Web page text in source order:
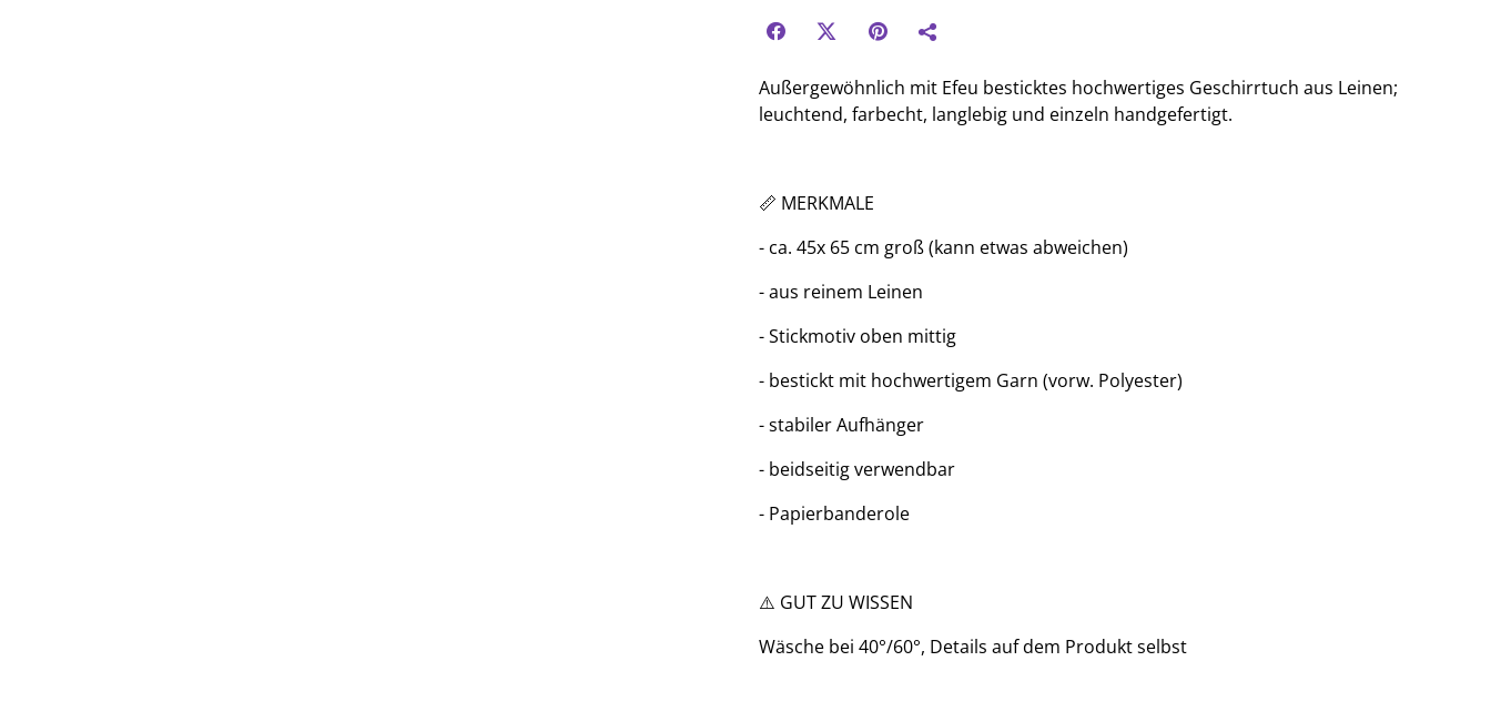
Außergewöhnlich mit Efeu besticktes hochwertiges Geschirrtuch aus Leinen;
leuchtend, farbecht, langlebig und einzeln handgefertigt.
📏 MERKMALE
- ca. 45x 65 cm groß (kann etwas abweichen)
- aus reinem Leinen
- Stickmotiv oben mittig
- bestickt mit hochwertigem Garn (vorw. Polyester)
- stabiler Aufhänger
- beidseitig verwendbar
- Papierbanderole
⚠️ GUT ZU WISSEN
Wäsche bei 40°/60°, Details auf dem Produkt selbst